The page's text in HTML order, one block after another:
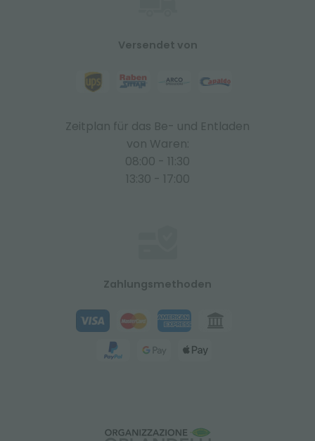
Versendet von
Zeitplan für das Be- und Entladen
von Waren:
08:00 - 11:30
13:30 - 17:00
Zahlungsmethoden